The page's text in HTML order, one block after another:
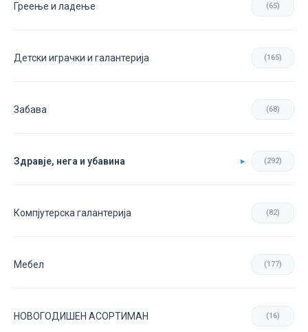
Греење и ладење (65)
Детски играчки и галантерија (165)
Забава (68)
Здравје, нега и убавина (292)
Компјутерска галантерија (82)
Мебел (177)
НОВОГОДИШЕН АСОРТИМАН (16)